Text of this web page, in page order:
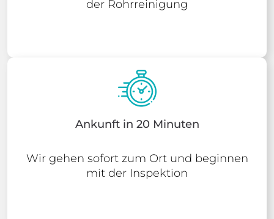
der Rohrreinigung
Ankunft in 20 Minuten
Wir gehen sofort zum Ort und beginnen
mit der Inspektion